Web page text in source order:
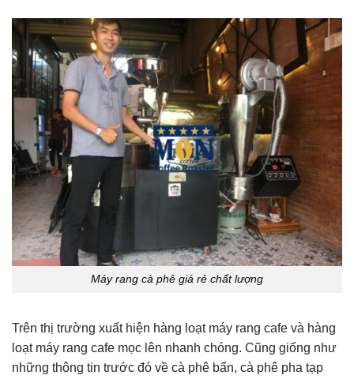
Máy rang cà phê giá rẻ chất lượng
Trên thị trường xuất hiện hàng loạt máy rang cafe và hàng
loạt máy rang cafe mọc lên nhanh chóng. Cũng giống như
những thông tin trước đó về cà phê bẩn, cà phê pha tạp